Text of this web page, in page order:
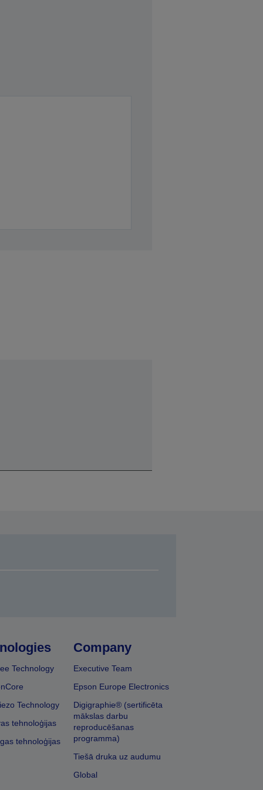
Technology
Technology
tehnoloģijas
tehnoloģijas
Company
Executive Team
Epson Europe Electronics
Digigraphie® (sertificēta
mākslas darbu
reproducēšanas
programma)
Tiešā druka uz audumu
Global